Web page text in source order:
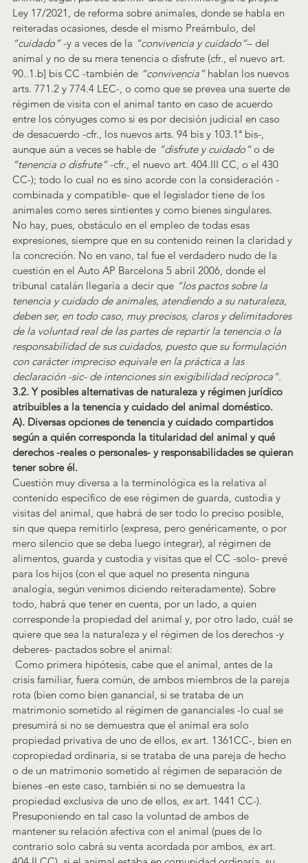
Ley 17/2021, de reforma sobre animales, donde se habla en
reiteradas ocasiones, desde el mismo Preámbulo, del
“cuidado” -y a veces de la “convivencia y cuidado”– del
animal y no de su mera tenencia o disfrute (cfr., el nuevo art.
90..1.b] bis CC -también de “convivencia” hablan los nuevos
arts. 771.2 y 774.4 LEC-, o como que se prevea una suerte de
régimen de visita con el animal tanto en caso de acuerdo
entre los cónyuges como si es por decisión judicial en caso
de desacuerdo -cfr., los nuevos arts. 94 bis y 103.1ª bis-,
aunque aún a veces se hable de “disfrute y cuidado” o de
“tenencia o disfrute” -cfr., el nuevo art. 404.III CC, o el 430
CC-); todo lo cual no es sino acorde con la consideración -
combinada y compatible- que el legislador tiene de los
animales como seres sintientes y como bienes singulares.
No hay, pues, obstáculo en el empleo de todas esas
expresiones, siempre que en su contenido reinen la claridad y
la concreción. No en vano, tal fue el verdadero nudo de la
cuestión en el Auto AP Barcelona 5 abril 2006 , donde el
tribunal catalán llegaría a decir que “los pactos sobre la
tenencia y cuidado de animales, atendiendo a su naturaleza,
deben ser, en todo caso, muy precisos, claros y delimitadores
de la voluntad real de las partes de repartir la tenencia o la
responsabilidad de sus cuidados, puesto que su formulación
con carácter impreciso equivale en la práctica a las
declaración -sic- de intenciones sin exigibilidad recíproca”.
3.2. Y posibles alternativas de naturaleza y régimen jurídico
atribuibles a la tenencia y cuidado del animal doméstico.
A). Diversas opciones de tenencia y cuidado compartidos
según a quién corresponda la titularidad del animal y qué
derechos -reales o personales- y responsabilidades se quieran
tener sobre él.
Cuestión muy diversa a la terminológica es la relativa al
contenido específico de ese régimen de guarda, custodia y
visitas del animal, que habrá de ser todo lo preciso posible,
sin que quepa remitirlo (expresa, pero genéricamente, o por
mero silencio que se deba luego integrar), al régimen de
alimentos, guarda y custodia y visitas que el CC -solo- prevé
para los hijos (con el que aquel no presenta ninguna
analogía, según venimos diciendo reiteradamente). Sobre
todo, habrá que tener en cuenta, por un lado, a quien
corresponde la propiedad del animal y, por otro lado, cuál se
quiere que sea la naturaleza y el régimen de los derechos -y
deberes- pactados sobre el animal:
crisis familiar, fuera común, de ambos miembros de la pareja
rota (bien como bien ganancial, si se trataba de un
matrimonio sometido al régimen de gananciales -lo cual se
presumirá si no se demuestra que el animal era solo
propiedad privativa de uno de ellos, ex art. 1361CC-, bien en
copropiedad ordinaria, si se trataba de una pareja de hecho
o de un matrimonio sometido al régimen de separación de
bienes -en este caso, también si no se demuestra la
propiedad exclusiva de uno de ellos, ex art. 1441 CC-).
Presuponiendo en tal caso la voluntad de ambos de
mantener su relación afectiva con el animal (pues de lo
contrario solo cabrá su venta acordada por ambos, ex art.